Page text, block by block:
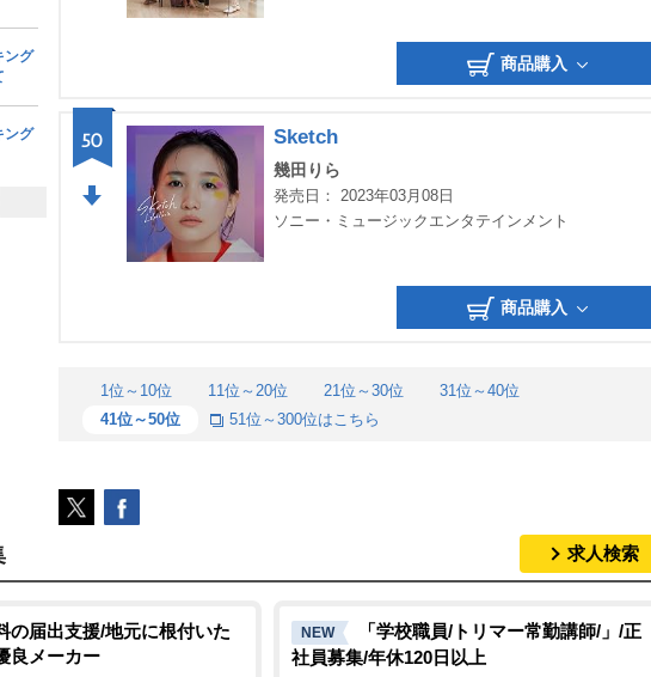
商品購入
50 Sketch
幾田りら
発売日： 2023年03月08日
ソニー・ミュージックエンタテインメント
商品購入
1位～10位 11位～20位 21位～30位
31位～40位
41位～50位
51位～300位はこちら
ング
ング
求人検索
の届出支援/地元に根付いた
良メーカー
NEW
「学校職員/トリマー常勤講師/」/正
社員募集/年休120日以上